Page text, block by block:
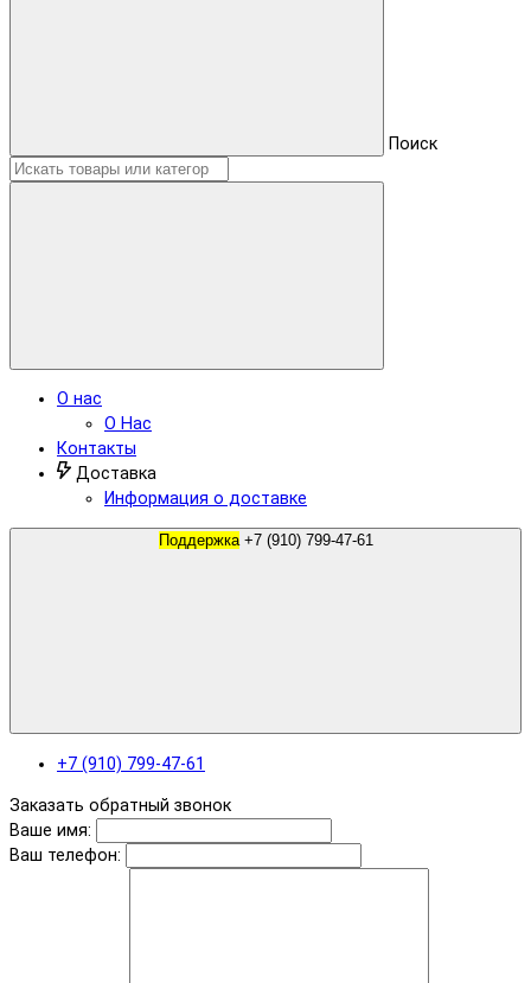
Поиск
О нас
О Нас
Контакты
Доставка
Информация о доставке
Поддержка +7 (910) 799-47-61
+7 (910) 799-47-61
Заказать обратный звонок
Ваше имя:
Ваш телефон: